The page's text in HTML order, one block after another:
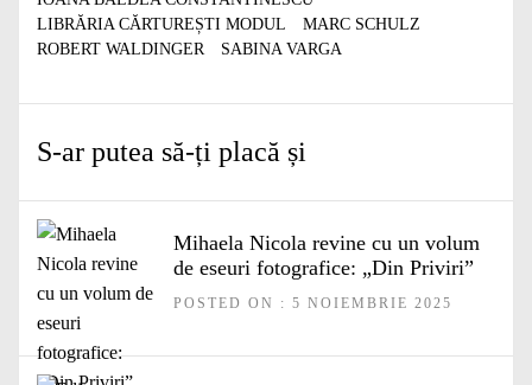
LIBRĂRIA CĂRTUREȘTI MODUL
MARC SCHULZ
ROBERT WALDINGER
SABINA VARGA
S-ar putea să-ți placă și
Mihaela Nicola revine cu un volum
de eseuri fotografice: „Din Priviri”
POSTED ON : 5 NOIEMBRIE 2025